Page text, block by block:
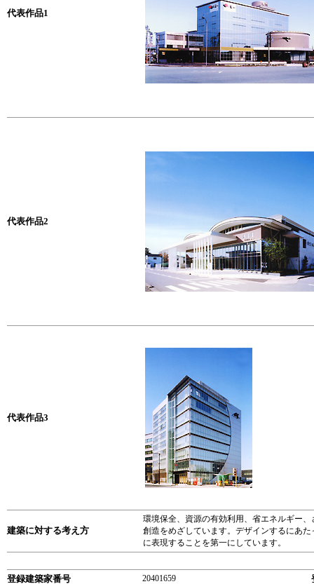
代表作品1
代表作品2
代表作品3
建築に対する考え方
環境保全、資源の有効利用、省エネルギー
創造をめざしています。デザインするにあ
に表現することを第一にしています。
登録建築家番号 20401659